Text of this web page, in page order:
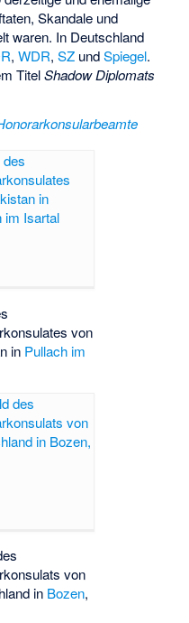
Skandale und
waren. In Deutschland
,WDR,SZ undSpiegel.
TitelShadow Diplomats
von
in Pullach im
von
in Bozen,